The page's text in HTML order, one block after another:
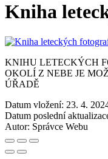
Kniha
KNIHU LETECKÝCH
OKOLÍ Z NEBE JE
ÚŘADĚ
Datum vložení: 23. 4.
Datum poslední
Autor: Správce Webu